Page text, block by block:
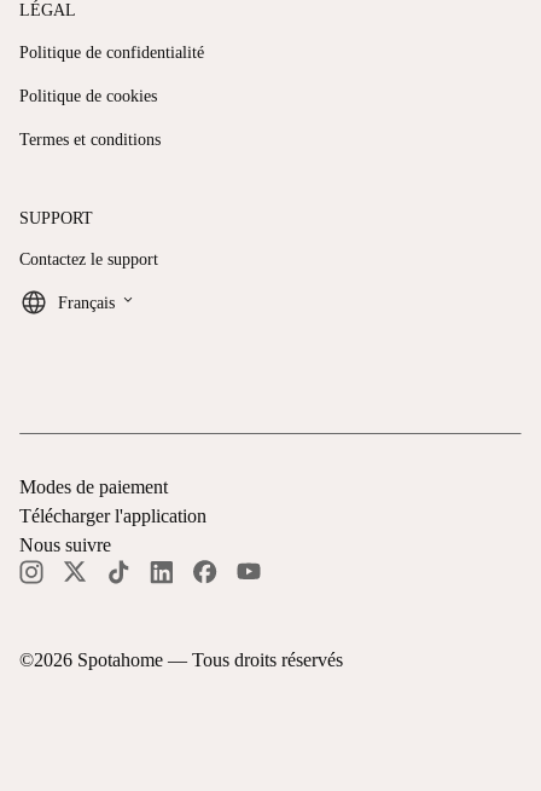
LÉGAL
Politique de confidentialité
Politique de cookies
Termes et conditions
SUPPORT
Contactez le support
Français keyboard_arrow_down
©2026 Spotahome — Tous droits réservés
Modes de paiement
Télécharger l'application
Nous suivre